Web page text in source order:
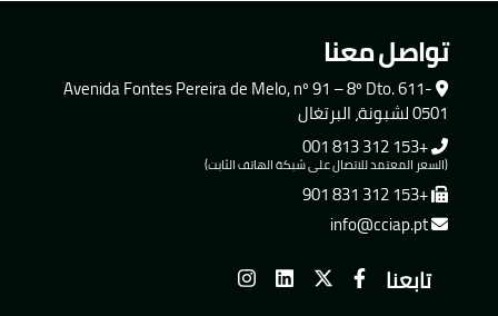
تواصل معنا
Avenida Fontes Pereira de Melo, nº 91 – 8º Dto. 611-
0501 لشبونة، البرتغال
+153 312 813 001
(السعر المعتمد للاتصال على شبكة الهاتف الثابت)
+153 312 831 901
info@cciap.pt
تابعنا